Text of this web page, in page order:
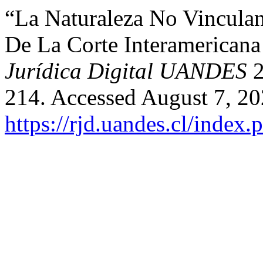
“La Naturaleza No
De La Corte
Jurídica Digital UANDES
214. Accessed August 7,
https://rjd.uandes.cl/